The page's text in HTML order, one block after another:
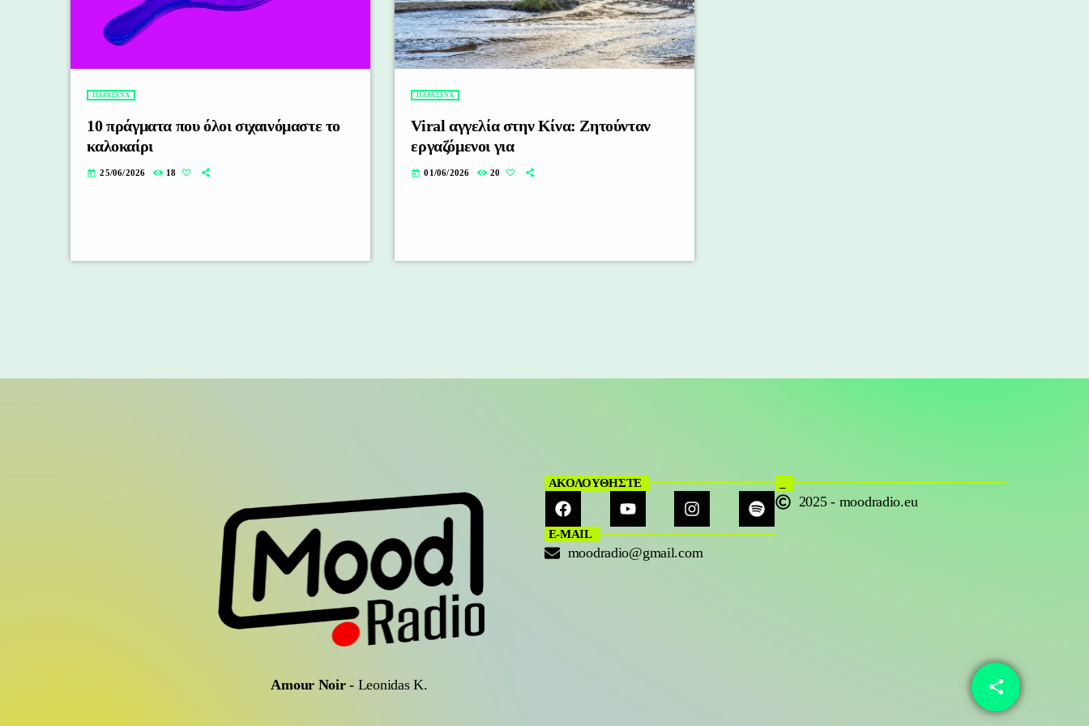
share
email
ΠΑΡΑΞΕΝΑ
10 πράγματα που όλοι σιχαινόμαστε το
καλοκαίρι
today 25/06/2026 18
ΠΑΡΑΞΕΝΑ
Viral αγγελία στην Κίνα: Ζητούνταν
εργαζόμενοι για
today 01/06/2026 20
Amour Noir- Leonidas K.
ΑΚΟΛΟΥΘΗΣΤΕ
E-MAIL
moodradio@gmail.com
2025 - moodradio.eu